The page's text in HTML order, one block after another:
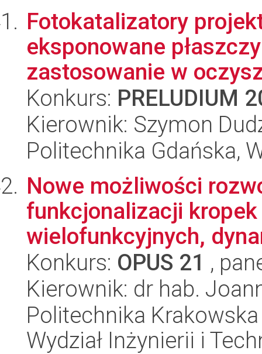
Fotokatalizatory
eksponowane
zastosowanie w
Konkurs: PRELUDIUM
Kierownik: Szymon
Politechnika Gdańska,
Nowe możliwości
funkcjonalizacji
wielofunkcyjnych,
Konkurs: OPUS 21 ,
Kierownik: dr hab.
Politechnika
Wydział Inżynierii i